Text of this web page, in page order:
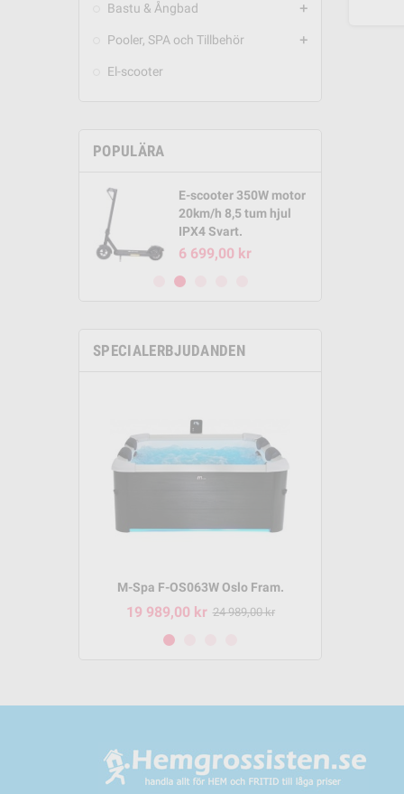
Bastu & Ångbad add
Pooler, SPA och Tillbehör add
El-scooter
POPULÄRA
E-scooter 350W motor
20km/h 8,5 tum hjul
IPX4 Svart.
6 699,00 kr
SPECIALERBJUDANDEN
M-Spa F-OS063W Oslo Fram.
19 989,00 kr 24 989,00 kr